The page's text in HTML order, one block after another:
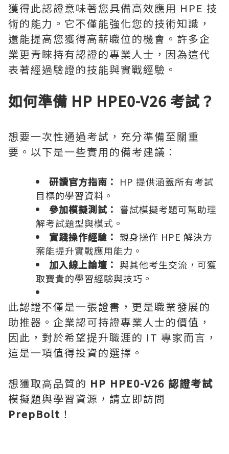
獲得此認證意味著您具備高效應用 HPE 技
術的能力。它不僅能強化您的技術知識，
還能提高您獲得高薪職位的機會。許多企
業更青睞持有認證的專業人士，因為這代
表著經過驗證的技能與實戰經驗。
如何準備 HP HPE0-V26 考試？
想要一次性通過考試，充分準備至關重
要。以下是一些實用的備考建議：
研讀官方指南： HP 提供涵蓋所有考試
目標的學習資料。
參加模擬測試： 嘗試模擬考題可幫助理
解考試題型與模式。
實踐操作經驗： 親身操作 HPE 解決方
案能提升實戰應用能力。
加入線上論壇： 與其他考生交流，可獲
取寶貴的學習經驗與技巧。
此認證不僅是一張證書，更是職業發展的
助推器。企業認可持證專業人士的價值，
因此，對於希望提升職涯的 IT 專家而言，
這是一項值得投資的選擇。
想獲取高品質的 HP HPE0-V26 認證考試
模擬題與學習資源，請立即訪問
PrepBolt ！